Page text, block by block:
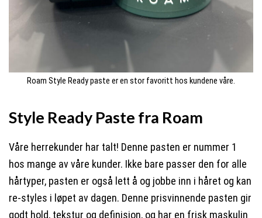
Roam Style Ready paste er en stor favoritt hos kundene våre.
Style Ready Paste fra Roam
Våre herrekunder har talt! Denne pasten er nummer 1
hos mange av våre kunder. Ikke bare passer den for alle
hårtyper, pasten er også lett å og jobbe inn i håret og kan
re-styles i løpet av dagen. Denne prisvinnende pasten gir
godt hold, tekstur og definisjon, og har en frisk maskulin